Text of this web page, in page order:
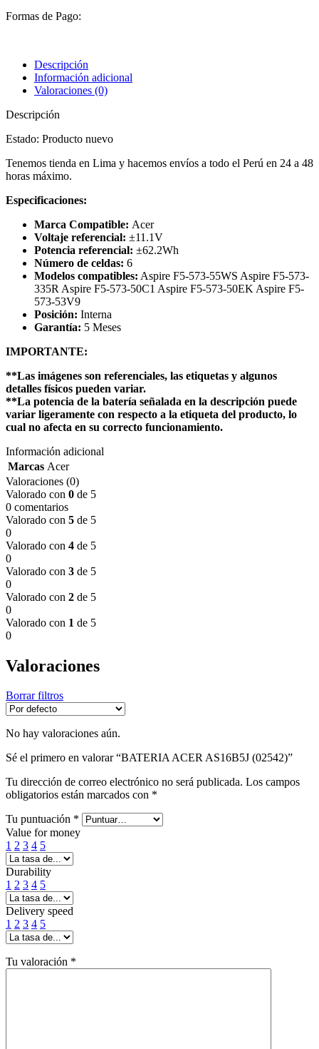
Formas de Pago:
Descripción
Información adicional
Valoraciones (0)
Descripción
Estado: Producto nuevo
Tenemos tienda en Lima y hacemos envíos a todo el Perú en 24 a 48
horas máximo.
Especificaciones:
Marca Compatible: Acer
Voltaje referencial: ±11.1V
Potencia referencial: ±62.2Wh
Número de celdas: 6
Modelos compatibles: Aspire F5-573-55WS Aspire F5-573-
335R Aspire F5-573-50C1 Aspire F5-573-50EK Aspire F5-
573-53V9
Posición: Interna
Garantía: 5 Meses
IMPORTANTE:
**Las imágenes son referenciales, las etiquetas y algunos
detalles físicos pueden variar.
**La potencia de la batería señalada en la descripción puede
variar ligeramente con respecto a la etiqueta del producto, lo
cual no afecta en su correcto funcionamiento.
Información adicional
Marcas Acer
Valoraciones (0)
Valorado con 0 de 5
0 comentarios
Valorado con 5 de 5
0
Valorado con 4 de 5
0
Valorado con 3 de 5
0
Valorado con 2 de 5
0
Valorado con 1 de 5
0
Valoraciones
Borrar filtros
No hay valoraciones aún.
Sé el primero en valorar “BATERIA ACER AS16B5J (02542)”
Tu dirección de correo electrónico no será publicada. Los campos
obligatorios están marcados con *
Tu puntuación *
Value for money
1 2 3 4 5
Durability
1 2 3 4 5
Delivery speed
1 2 3 4 5
Tu valoración *